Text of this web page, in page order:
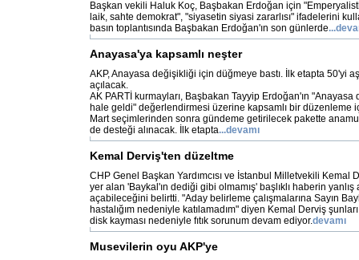
Başkan vekili Haluk Koç, Başbakan Erdoğan için
laik, sahte demokrat", "siyasetin siyasi zararlısı" ifadelerini
basın toplantısında Başbakan Erdoğan'ın son günlerde
Anayasa'ya kapsamlı neşter
AKP, Anayasa değişikliği için düğmeye bastı. İlk etapta 50'yi
açılacak.
AK PARTİ kurmayları, Başbakan Tayyip Erdoğan'ın "Anayasa
hale geldi" değerlendirmesi üzerine kapsamlı bir düzenleme
Mart seçimlerinden sonra gündeme getirilecek pakette
de desteği alınacak. İlk etapta...devamı
Kemal Derviş'ten düzeltme
CHP Genel Başkan Yardımcısı ve İstanbul Milletvekili Kemal
yer alan 'Baykal'ın dediği gibi olmamış' başlıklı haberin
açabileceğini belirtti. "Aday belirleme çalışmalarına Sayın
hastalığım nedeniyle katılamadım" diyen Kemal Derviş
disk kayması nedeniyle fıtık sorunum devam ediyor.devamı
Musevilerin oyu AKP'ye